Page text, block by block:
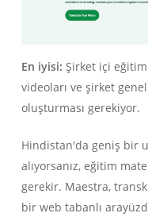
En iyisi: Şirket içi eğitim
videoları ve şirket
oluşturması gerekiyor.
Hindistan'da geniş bir
alıyorsanız, eğitim
gerekir. Maestra,
bir web tabanlı